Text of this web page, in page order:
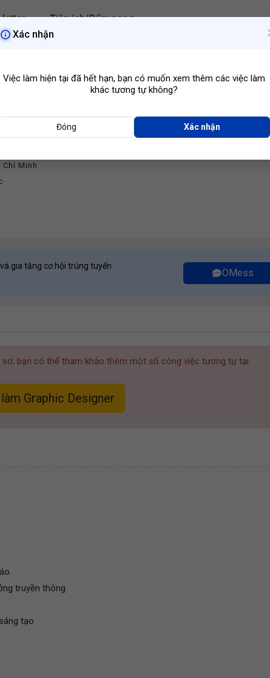
letter Tiện ích/Cẩm nang
Designer
Công Nghệ Guvi
Chí Minh
gia tăng cơ hội trúng tuyển
OMess
bạn có thể tham khảo thêm một số công việc tương tự tại
Graphic Designer
truyền thông
tạo
Xác nhận
Việc làm hiện tại đã hết hạn, bạn có muốn xem thêm các việc làm
khác tương tự không?
Đóng Xác nhận